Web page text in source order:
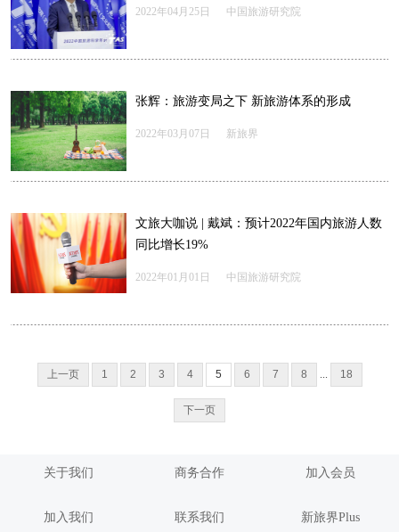
2022年04月25日 中国旅游研究院
张辉：旅游变局之下 新旅游体系的形成
2022年03月07日 新旅界
文旅大咖说 | 戴斌：预计2022年国内旅游人数
同比增长19%
2022年01月01日 中国旅游研究院
上一页 1 2 3 4 5 6 7 8 ... 18
下一页
关于我们
加入我们
商务合作
联系我们
加入会员
新旅界Plus